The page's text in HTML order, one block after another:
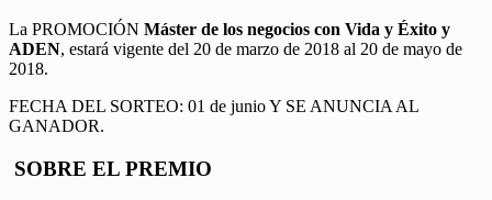
La PROMOCIÓN Máster de los negocios con Vida y Éxito y
ADEN, estará vigente del 20 de marzo de 2018 al 20 de mayo de
2018.
FECHA DEL SORTEO: 01 de junio Y SE ANUNCIA AL
GANADOR.
SOBRE EL PREMIO